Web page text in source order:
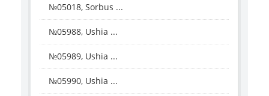
№05018, Sorbus ...
№05988, Ushia ...
№05989, Ushia ...
№05990, Ushia ...